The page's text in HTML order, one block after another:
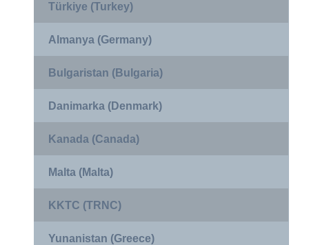
Türkiye (Turkey)
Almanya (Germany)
Bulgaristan (Bulgaria)
Danimarka (Denmark)
Kanada (Canada)
Malta (Malta)
KKTC (TRNC)
Yunanistan (Greece)